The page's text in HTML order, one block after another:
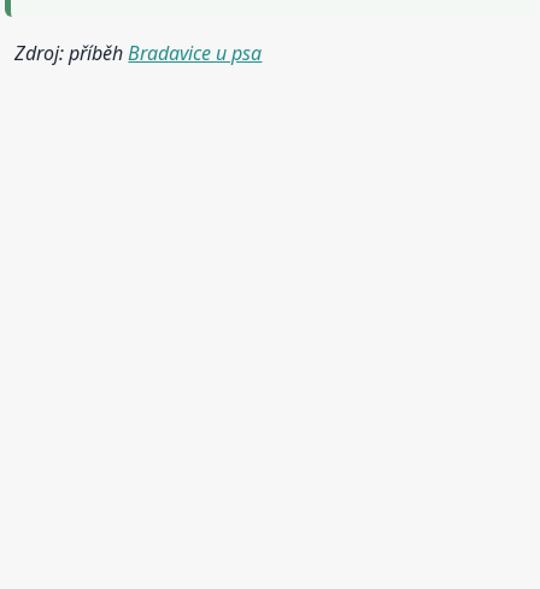
Zdroj: příběhBradavice u psa